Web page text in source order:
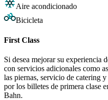
Aire acondicionado
Bicicleta
First Class
Si desea mejorar su experiencia
con servicios adicionales como
las piernas, servicio de catering
por los billetes de primera clase
Bahn.